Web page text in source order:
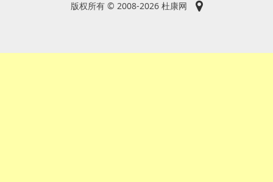
版权所有 © 2008-2026 杜康网